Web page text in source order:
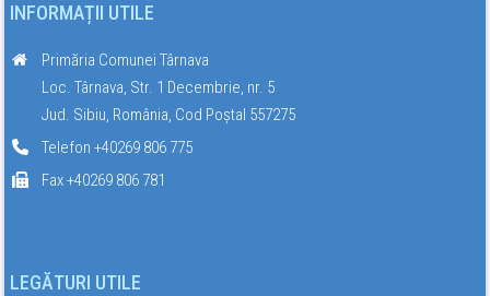
INFORMAȚII UTILE
Primăria Comunei Târnava
Loc. Târnava, Str. 1 Decembrie, nr. 5
Jud. Sibiu, România, Cod Poștal 557275
Telefon +40269 806 775
Fax +40269 806 781
LEGĂTURI UTILE